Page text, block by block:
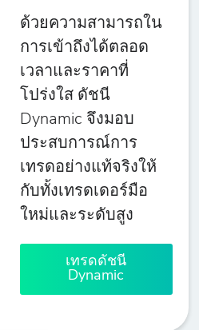
ด้วยความสามารถใน
การเข้าถึงได้ตลอด
เวลาและราคาที่
โปร่งใส ดัชนี
Dynamic จึงมอบ
ประสบการณ์การ
เทรดอย่างแท้จริงให้
กับทั้งเทรดเดอร์มือ
ใหม่และระดับสูง
เทรดดัชนี
Dynamic